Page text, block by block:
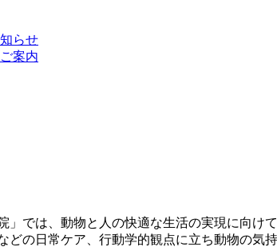
らせ
案内
」では、動物と人の快適な生活の実現に向
の日常ケア、行動学的観点に立ち動物の気